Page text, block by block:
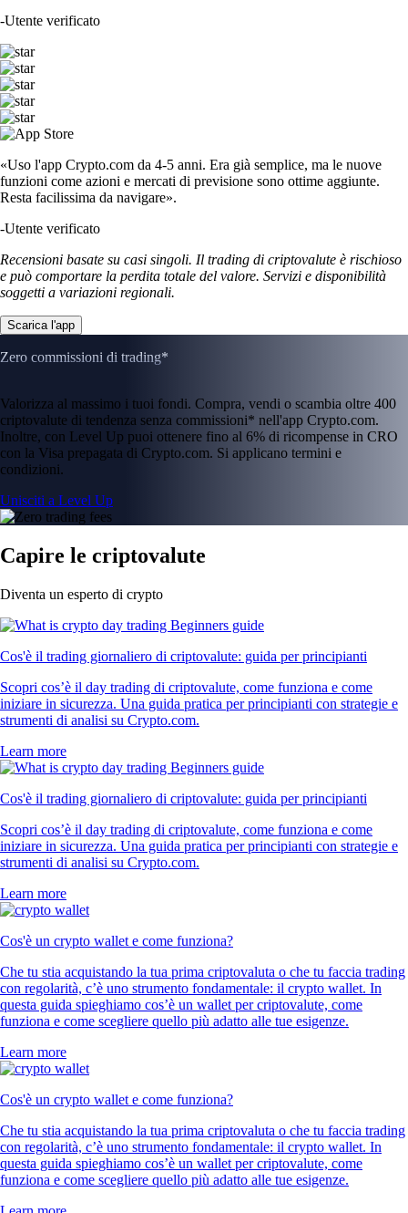
-Utente verificato
«Uso l'app Crypto.com da 4-5 anni. Era già semplice, ma le nuove
funzioni come azioni e mercati di previsione sono ottime aggiunte.
Resta facilissima da navigare».
-Utente verificato
Recensioni basate su casi singoli. Il trading di criptovalute è rischioso
e può comportare la perdita totale del valore. Servizi e disponibilità
soggetti a variazioni regionali.
Scarica l'app
Zero commissioni di trading*
Valorizza al massimo i tuoi fondi. Compra, vendi o scambia oltre 400
criptovalute di tendenza senza commissioni* nell'app Crypto.com.
Inoltre, con Level Up puoi ottenere fino al 6% di ricompense in CRO
con la Visa prepagata di Crypto.com. Si applicano termini e
condizioni.
Unisciti a Level Up
Capire le criptovalute
Diventa un esperto di crypto
Cos'è il trading giornaliero di criptovalute: guida per principianti
Scopri cos’è il day trading di criptovalute, come funziona e come
iniziare in sicurezza. Una guida pratica per principianti con strategie e
strumenti di analisi su Crypto.com.
Learn more
Cos'è il trading giornaliero di criptovalute: guida per principianti
Scopri cos’è il day trading di criptovalute, come funziona e come
iniziare in sicurezza. Una guida pratica per principianti con strategie e
strumenti di analisi su Crypto.com.
Learn more
Cos'è un crypto wallet e come funziona?
Che tu stia acquistando la tua prima criptovaluta o che tu faccia trading
con regolarità, c’è uno strumento fondamentale: il crypto wallet. In
questa guida spieghiamo cos’è un wallet per criptovalute, come
funziona e come scegliere quello più adatto alle tue esigenze.
Learn more
Cos'è un crypto wallet e come funziona?
Che tu stia acquistando la tua prima criptovaluta o che tu faccia trading
con regolarità, c’è uno strumento fondamentale: il crypto wallet. In
questa guida spieghiamo cos’è un wallet per criptovalute, come
funziona e come scegliere quello più adatto alle tue esigenze.